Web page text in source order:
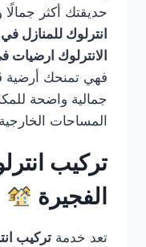
حديقتك أكثر
انترلوك للمنازل
الانترلوك ارضيات
فهي تمنحك أرضية
جمالية واضحة
المساحات
تركيب
الفجيرة
تعد خدمة تركيب